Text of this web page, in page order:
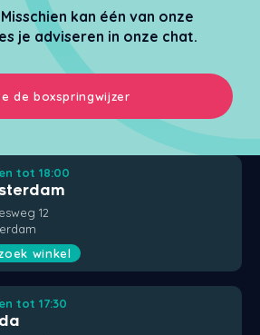
kan één van onze
je adviseren in onze chat.
de boxspringwijzer
tot 18:00
12
winkel
tot 17:30